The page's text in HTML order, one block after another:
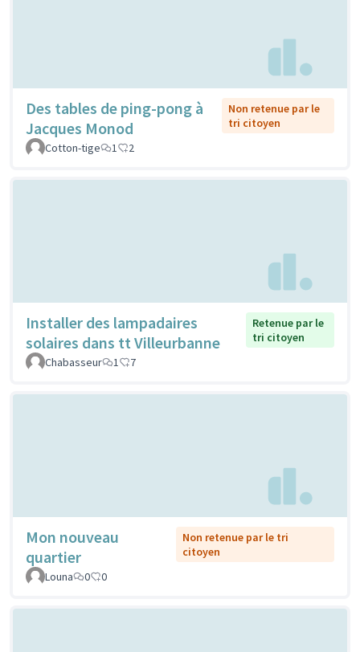
Des tables de ping-pong à
Jacques Monod
Non retenue par le
tri citoyen
Cotton-tige
1 2
Installer des lampadaires
solaires dans tt Villeurbanne
Retenue par le
tri citoyen
Chabasseur
1 7
Mon nouveau
quartier
Non retenue par le tri
citoyen
Louna
0 0